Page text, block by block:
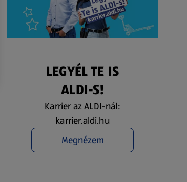
LEGYÉL TE IS
ALDI-S!
Karrier az ALDI-nál:
karrier.aldi.hu
Megnézem